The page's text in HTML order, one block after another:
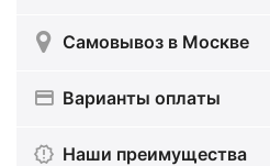
Самовывоз в Москве
Варианты оплаты
Наши преимущества